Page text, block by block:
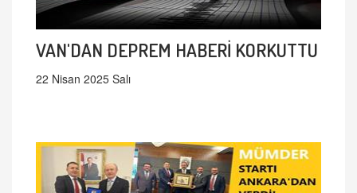
VAN'DAN DEPREM HABERİ KORKUTTU
22 Nisan 2025 Salı